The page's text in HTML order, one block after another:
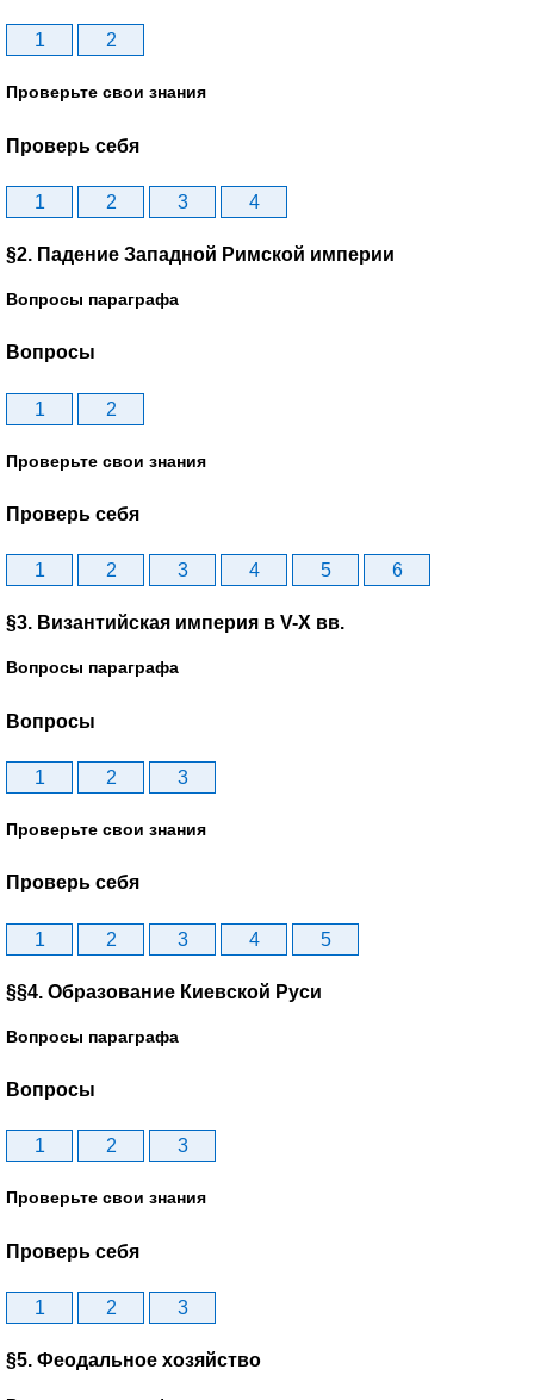
1 2
Проверьте свои знания
Проверь себя
1 2 3 4
§2. Падение Западной Римской империи
Вопросы параграфа
Вопросы
1 2
Проверьте свои знания
Проверь себя
1 2 3 4 5 6
§3. Византийская империя в V-X вв.
Вопросы параграфа
Вопросы
1 2 3
Проверьте свои знания
Проверь себя
1 2 3 4 5
§§4. Образование Киевской Руси
Вопросы параграфа
Вопросы
1 2 3
Проверьте свои знания
Проверь себя
1 2 3
§5. Феодальное хозяйство